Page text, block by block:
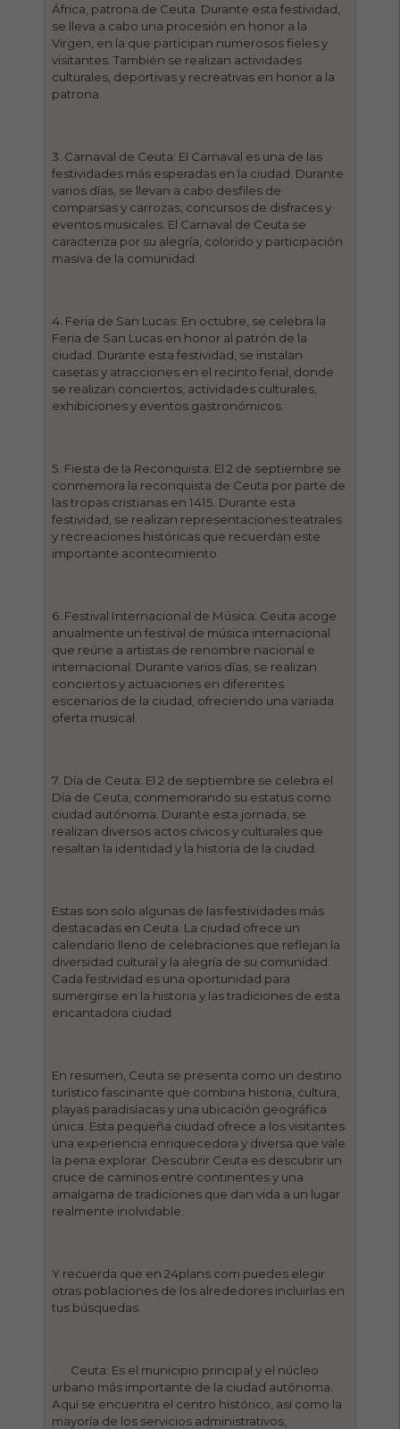
África, patrona de Ceuta. Durante esta festividad,
se lleva a cabo una procesión en honor a la
Virgen, en la que participan numerosos fieles y
visitantes. También se realizan actividades
culturales, deportivas y recreativas en honor a la
patrona.
3. Carnaval de Ceuta: El Carnaval es una de las
festividades más esperadas en la ciudad. Durante
varios días, se llevan a cabo desfiles de
comparsas y carrozas, concursos de disfraces y
eventos musicales. El Carnaval de Ceuta se
caracteriza por su alegría, colorido y participación
masiva de la comunidad.
4. Feria de San Lucas: En octubre, se celebra la
Feria de San Lucas en honor al patrón de la
ciudad. Durante esta festividad, se instalan
casetas y atracciones en el recinto ferial, donde
se realizan conciertos, actividades culturales,
exhibiciones y eventos gastronómicos.
5. Fiesta de la Reconquista: El 2 de septiembre se
conmemora la reconquista de Ceuta por parte de
las tropas cristianas en 1415. Durante esta
festividad, se realizan representaciones teatrales
y recreaciones históricas que recuerdan este
importante acontecimiento.
6. Festival Internacional de Música: Ceuta acoge
anualmente un festival de música internacional
que reúne a artistas de renombre nacional e
internacional. Durante varios días, se realizan
conciertos y actuaciones en diferentes
escenarios de la ciudad, ofreciendo una variada
oferta musical.
7. Día de Ceuta: El 2 de septiembre se celebra el
Día de Ceuta, conmemorando su estatus como
ciudad autónoma. Durante esta jornada, se
realizan diversos actos cívicos y culturales que
resaltan la identidad y la historia de la ciudad.
Estas son solo algunas de las festividades más
destacadas en Ceuta. La ciudad ofrece un
calendario lleno de celebraciones que reflejan la
diversidad cultural y la alegría de su comunidad.
Cada festividad es una oportunidad para
sumergirse en la historia y las tradiciones de esta
encantadora ciudad.
En resumen, Ceuta se presenta como un destino
turístico fascinante que combina historia, cultura,
playas paradisíacas y una ubicación geográfica
única. Esta pequeña ciudad ofrece a los visitantes
una experiencia enriquecedora y diversa que vale
la pena explorar. Descubrir Ceuta es descubrir un
cruce de caminos entre continentes y una
amalgama de tradiciones que dan vida a un lugar
realmente inolvidable.
Y recuerda que en 24plans.com puedes elegir
otras poblaciones de los alrededores incluirlas en
tus búsquedas.
· Ceuta: Es el municipio principal y el núcleo
urbano más importante de la ciudad autónoma.
Aquí se encuentra el centro histórico, así como la
mayoría de los servicios administrativos,